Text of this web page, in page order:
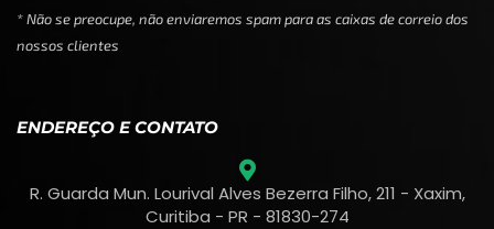
* Não se preocupe, não enviaremos spam para as caixas de correio dos
nossos clientes
ENDEREÇO E CONTATO
R. Guarda Mun. Lourival Alves Bezerra Filho, 211 - Xaxim,
Curitiba - PR - 81830-274